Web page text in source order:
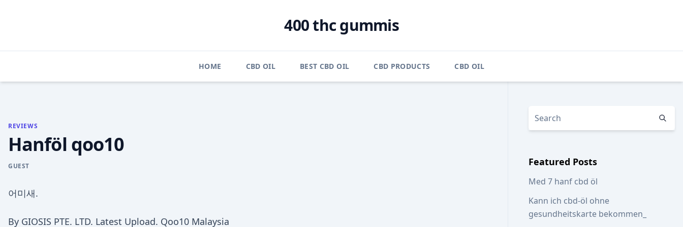
400 thc gummis
HOME CBD OIL BEST CBD OIL CBD PRODUCTS CBD OIL
REVIEWS
Hanföl qoo10
GUEST
어미새.
By GIOSIS PTE. LTD. Latest Upload. Qoo10 Malaysia
Featured Posts
Med 7 hanf cbd öl
Kann ich cbd-öl ohne
gesundheitskarte bekommen_